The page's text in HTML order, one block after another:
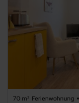
70 m² Ferienwohnung